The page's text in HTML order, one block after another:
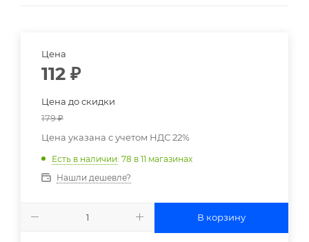
Цена
112 ₽
Цена до скидки
179₽
Цена указана с учетом НДС 22%
Есть в наличии: 78 в 11 магазинах
Нашли дешевле?
В корзину